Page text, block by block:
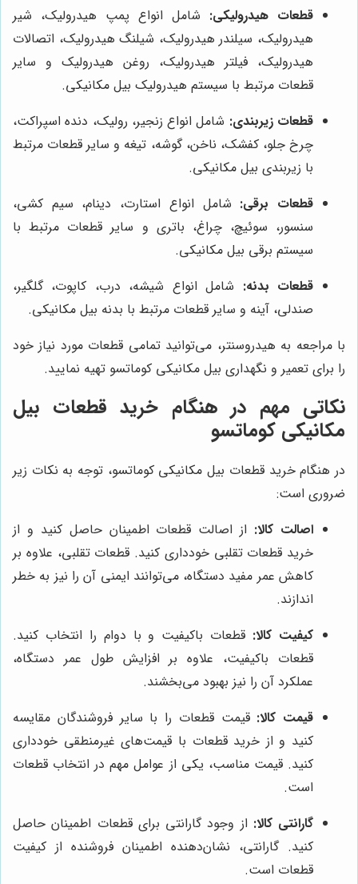
قطعات هیدرولیکی: شامل انواع پمپ هیدرولیک، شیر
هیدرولیک، سیلندر هیدرولیک، شیلنگ هیدرولیک، اتصالات
هیدرولیک، فیلتر هیدرولیک، روغن هیدرولیک و سایر
قطعات مرتبط با سیستم هیدرولیک بیل مکانیکی.
قطعات زیربندی: شامل انواع زنجیر، رولیک، دنده اسپراکت،
چرخ جلو، کفشک، ناخن، گوشه، تیغه و سایر قطعات مرتبط
با زیربندی بیل مکانیکی.
قطعات برقی: شامل انواع استارت، دینام، سیم کشی،
سنسور، سوئیچ، چراغ، باتری و سایر قطعات مرتبط با
سیستم برقی بیل مکانیکی.
قطعات بدنه: شامل انواع شیشه، درب، کاپوت، گلگیر،
صندلی، آینه و سایر قطعات مرتبط با بدنه بیل مکانیکی.
با مراجعه به هیدروسنتر، می‌توانید تمامی قطعات مورد نیاز خود
را برای تعمیر و نگهداری بیل مکانیکی کوماتسو تهیه نمایید.
نکاتی مهم در هنگام خرید قطعات بیل
مکانیکی کوماتسو
در هنگام خرید قطعات بیل مکانیکی کوماتسو، توجه به نکات زیر
ضروری است:
اصالت کالا: از اصالت قطعات اطمینان حاصل کنید و از
خرید قطعات تقلبی خودداری کنید. قطعات تقلبی، علاوه بر
کاهش عمر مفید دستگاه، می‌توانند ایمنی آن را نیز به خطر
اندازند.
کیفیت کالا: قطعات باکیفیت و با دوام را انتخاب کنید.
قطعات باکیفیت، علاوه بر افزایش طول عمر دستگاه،
عملکرد آن را نیز بهبود می‌بخشند.
قیمت کالا: قیمت قطعات را با سایر فروشندگان مقایسه
کنید و از خرید قطعات با قیمت‌های غیرمنطقی خودداری
کنید. قیمت مناسب، یکی از عوامل مهم در انتخاب قطعات
است.
گارانتی کالا: از وجود گارانتی برای قطعات اطمینان حاصل
کنید. گارانتی، نشان‌دهنده اطمینان فروشنده از کیفیت
قطعات است.